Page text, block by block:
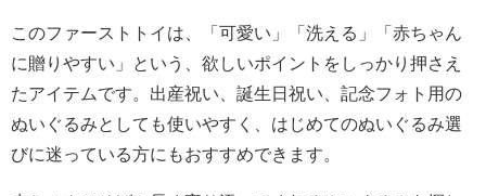
このファーストトイは、「可愛い」「洗える」「赤ちゃん
に贈りやすい」という、欲しいポイントをしっかり押さえ
たアイテムです。出産祝い、誕生日祝い、記念フォト用の
ぬいぐるみとしても使いやすく、はじめてのぬいぐるみ選
びに迷っている方にもおすすめできます。